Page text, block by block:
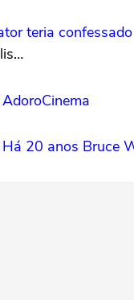
teria
20 anos Bruce